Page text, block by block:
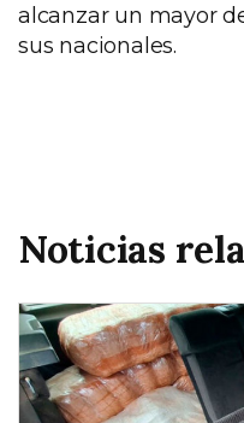
alcanzar un mayor
sus nacionales.
Noticias